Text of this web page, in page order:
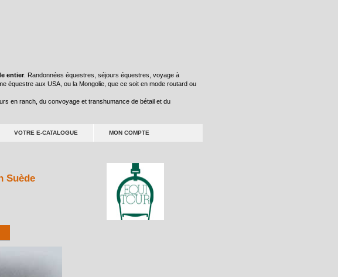
entier. Randonnées équestres, séjours équestres, voyage à
équestre aux USA, ou la Mongolie, que ce soit en mode routard ou
en ranch, du convoyage et transhumance de bétail et du
VOTRE E-CATALOGUE MON COMPTE
Suède